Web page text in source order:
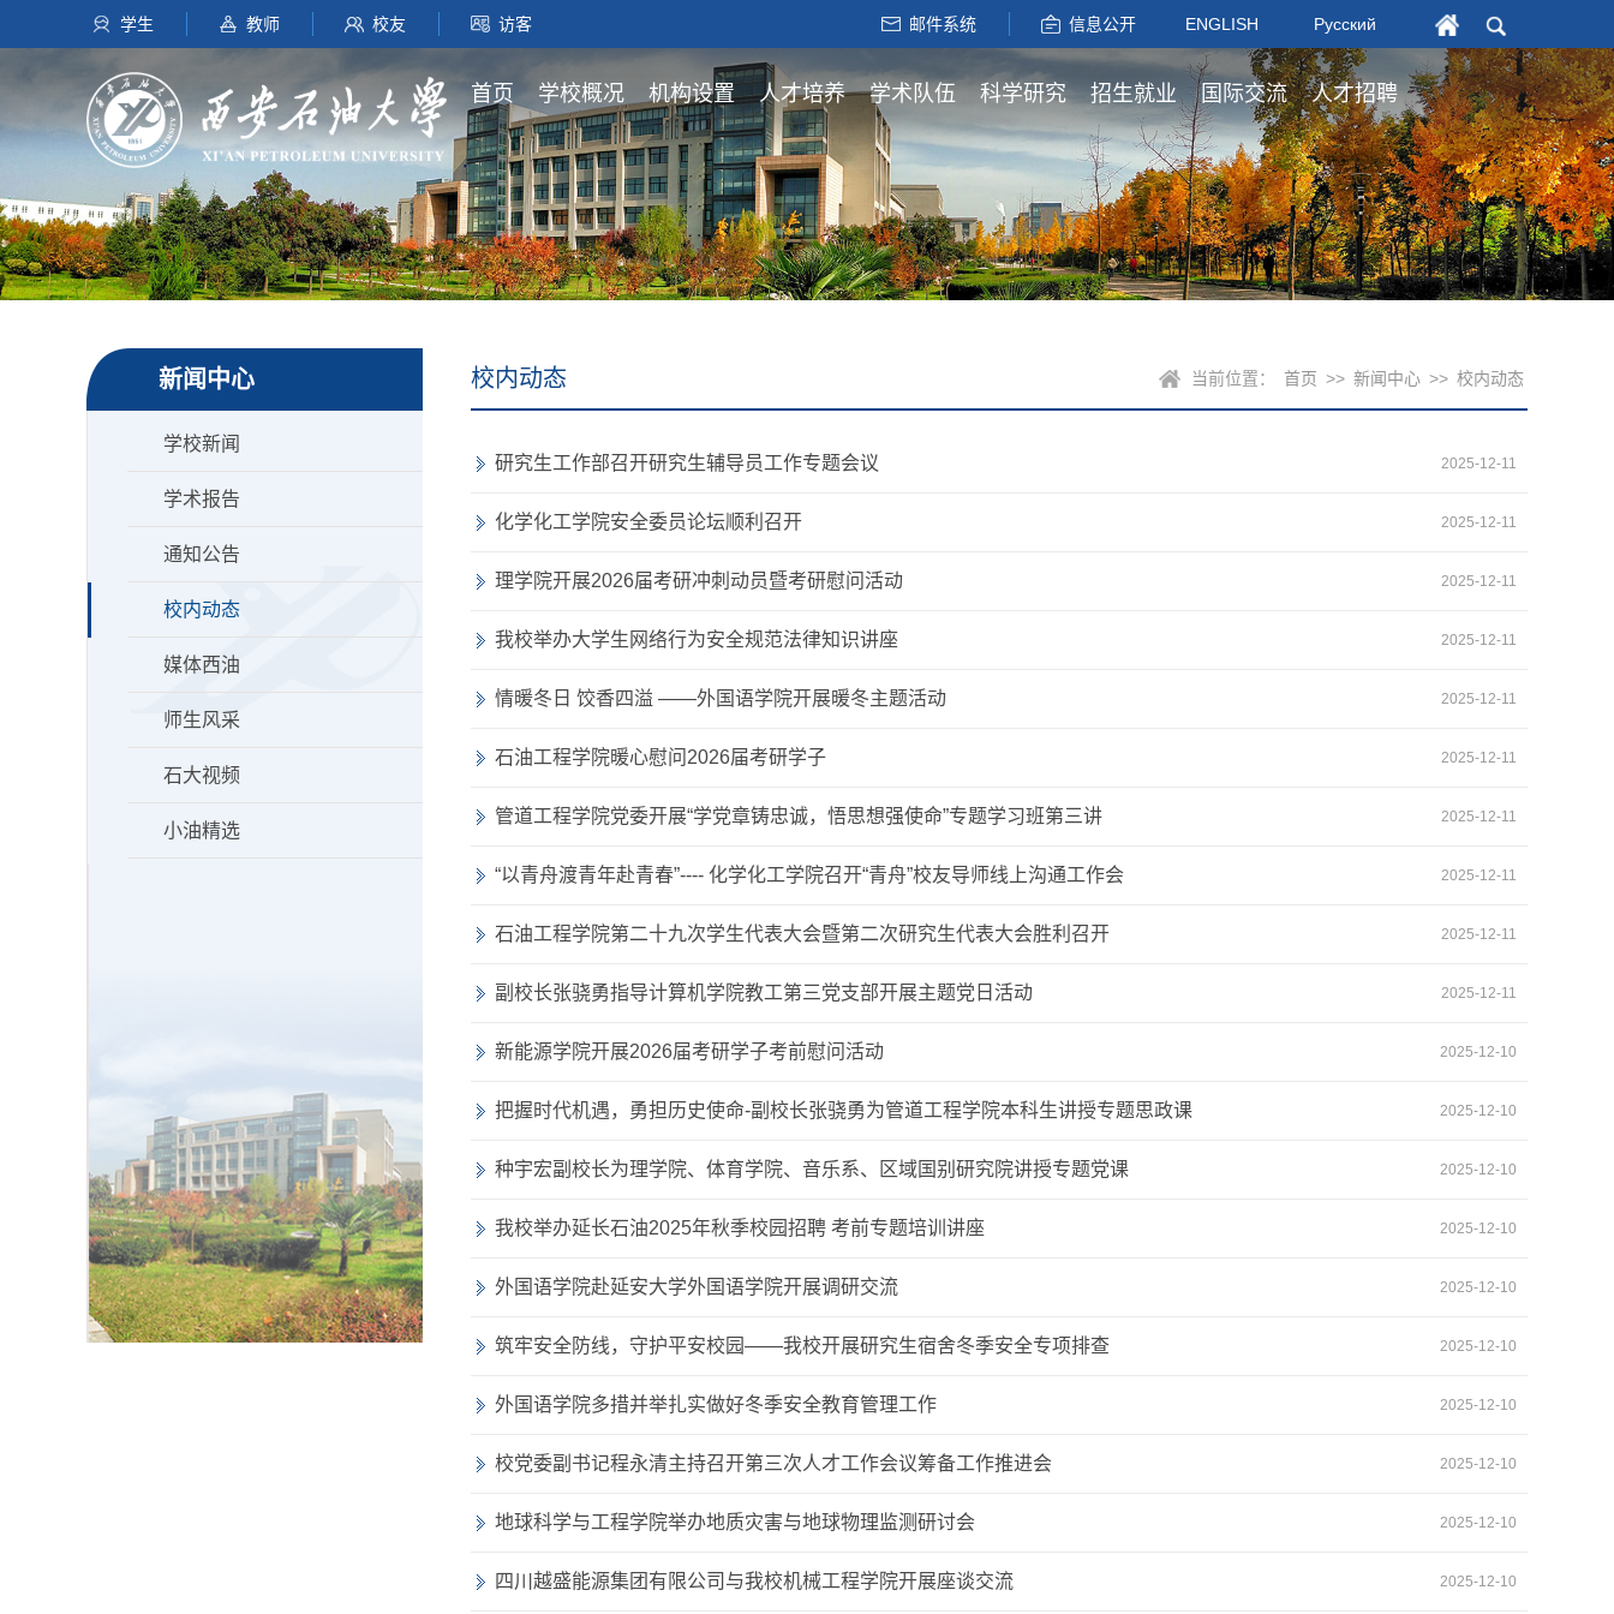
学生 教师 校友 访客 邮件系统 信息公开 ENGLISH Русский
首页 学校概况 机构设置 人才培养 学术队伍 科学研究 招生就业 国际交流 人才招聘
新闻中心
学校新闻
学术报告
通知公告
校内动态
媒体西油
师生风采
石大视频
小油精选
校内动态 当前位置： 首页 >> 新闻中心 >> 校内动态
2025-12-11
研究生工作部召开研究生辅导员工作专题会议
2025-12-11
化学化工学院安全委员论坛顺利召开
2025-12-11
理学院开展2026届考研冲刺动员暨考研慰问活动
2025-12-11
我校举办大学生网络行为安全规范法律知识讲座
2025-12-11
情暖冬日 饺香四溢 ——外国语学院开展暖冬主题活动
2025-12-11
石油工程学院暖心慰问2026届考研学子
2025-12-11
管道工程学院党委开展“学党章铸忠诚，悟思想强使命”专题学习班第三讲
2025-12-11
“以青舟渡青年赴青春”---- 化学化工学院召开“青舟”校友导师线上沟通工作会
2025-12-11
石油工程学院第二十九次学生代表大会暨第二次研究生代表大会胜利召开
2025-12-11
副校长张骁勇指导计算机学院教工第三党支部开展主题党日活动
2025-12-10
新能源学院开展2026届考研学子考前慰问活动
2025-12-10
把握时代机遇，勇担历史使命-副校长张骁勇为管道工程学院本科生讲授专题思政课
2025-12-10
种宇宏副校长为理学院、体育学院、音乐系、区域国别研究院讲授专题党课
2025-12-10
我校举办延长石油2025年秋季校园招聘 考前专题培训讲座
2025-12-10
外国语学院赴延安大学外国语学院开展调研交流
2025-12-10
筑牢安全防线，守护平安校园——我校开展研究生宿舍冬季安全专项排查
2025-12-10
外国语学院多措并举扎实做好冬季安全教育管理工作
2025-12-10
校党委副书记程永清主持召开第三次人才工作会议筹备工作推进会
2025-12-10
地球科学与工程学院举办地质灾害与地球物理监测研讨会
2025-12-10
四川越盛能源集团有限公司与我校机械工程学院开展座谈交流